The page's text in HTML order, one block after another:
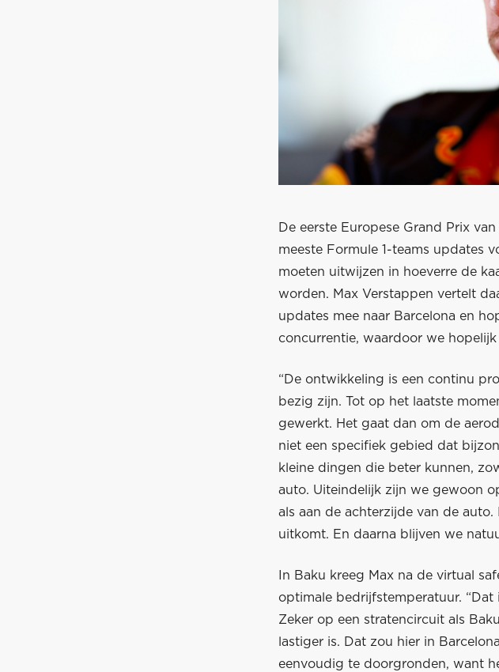
De eerste Europese Grand Prix
meeste Formule 1-teams updates
moeten uitwijzen in hoeverre de
worden. Max Verstappen vertelt
updates mee naar Barcelona en
concurrentie, waardoor we
“De ontwikkeling is een continu
bezig zijn. Tot op het laatste
gewerkt. Het gaat dan om de
niet een specifiek gebied dat
kleine dingen die beter kunnen,
auto. Uiteindelijk zijn we gewoon
als aan de achterzijde van de
uitkomt. En daarna blijven we
In Baku kreeg Max na de virtual
optimale bedrijfstemperatuur.
Zeker op een stratencircuit als
lastiger is. Dat zou hier in
eenvoudig te doorgronden, want